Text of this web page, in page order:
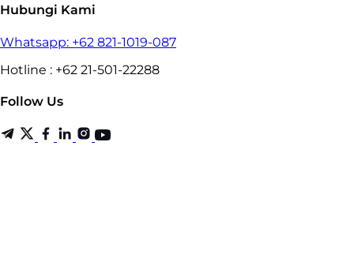
Hubungi Kami
Whatsapp: +62 821-1019-087
Hotline : +62 21-501-22288
Follow Us